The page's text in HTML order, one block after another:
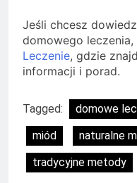
Jeśli chcesz
domowego
Leczenie, gdzie
informacji i porad.
Tagged: domowe
miód
naturalne
tradycyjne metody